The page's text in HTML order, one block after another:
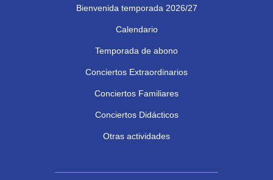
Bienvenida temporada 2026/27
Calendario
Temporada de abono
Conciertos Extraordinarios
Conciertos Familiares
Conciertos Didácticos
Otras actividades